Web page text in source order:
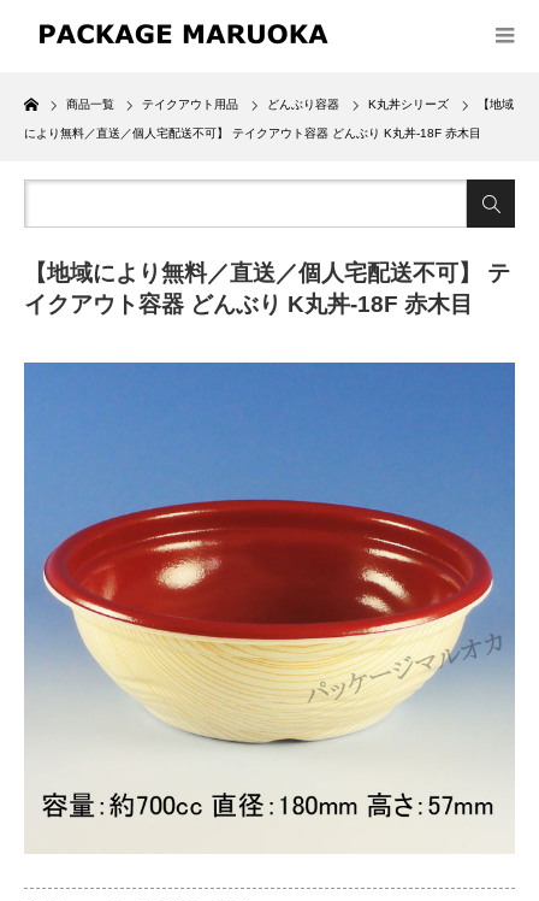
Home
商品一覧 テイクアウト用品 どんぶり容器 K丸丼シリーズ 【地域
により無料／直送／個人宅配送不可】 テイクアウト容器 どんぶり K丸丼-18F 赤木目
【地域により無料／直送／個人宅配送不可】 テ
イクアウト容器 どんぶり K丸丼-18F 赤木目